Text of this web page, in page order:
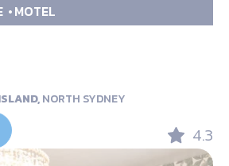
MOTEL
NORTH SYDNEY
4.3